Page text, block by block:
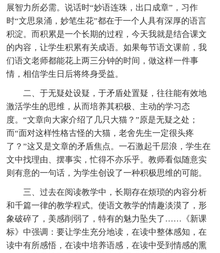
展智力所必需。说话时“妙语连珠，出口成章”，习作
时“文思泉涌，妙笔生花”都在于一个人具有深厚的语言
积淀。而积累是一个长期的过程，今天我就是结合课文
的内容，让学生积累有关成语。如果每节语文课前，我
们语文老师都能花上两三分钟的时间，做这样一件事
情，相信学生日后将终身受益。
二、于无疑处设疑，于矛盾处置疑，往往能有效地
激活学生的思维，从而培养其积极、主动的学习态
度。“文章向大家介绍了几只大猫？”原是无疑之处；
而“面对这样性格古怪的大猫，老舍先生一定很头疼
了？”这又是文章的矛盾焦点。一石激起千层浪，学生在
文中找理由、摆事实，忙得不亦乐乎。教师看似随意实
则有意的一句话，为学生创设了一种积极思维的可能。
三、过去在阅读教学中，长期存在烦琐的内容分析
和千篇一律的教学程式。使语文教学的情趣淡漠了，形
象破碎了，美感削弱了，特有的魅力坠失了……《新课
标》中强调：要让学生充分地读，在读中整体感知，在
读中有所感悟，在读中培养语感，在读中受到情感的熏